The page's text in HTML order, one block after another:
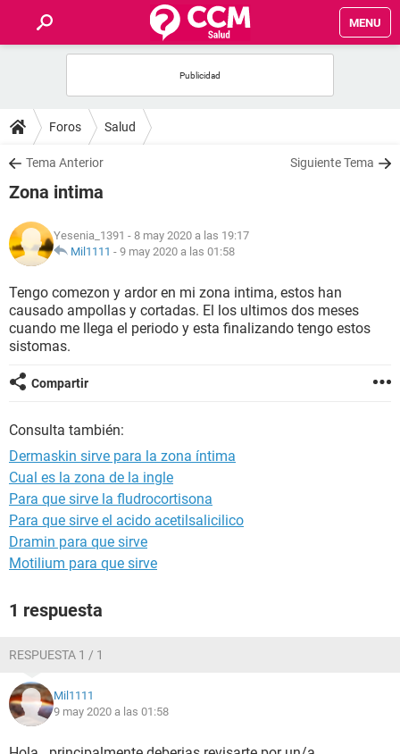
MENU
FOROS
SALUD
NUTRICIÓN
BIENESTAR
SEXUALIDAD
GLOSARIO
Foros Salud
Tema Anterior Siguiente Tema
Zona intima
Yesenia_1391 - 8 may 2020 a las 19:17
Mil1111 - 9 may 2020 a las 01:58
Tengo comezon y ardor en mi zona intima, estos han
causado ampollas y cortadas. El los ultimos dos meses
cuando me llega el periodo y esta finalizando tengo estos
sistomas.
Compartir
Consulta también:
Dermaskin sirve para la zona íntima
Cual es la zona de la ingle
Para que sirve la fludrocortisona
Para que sirve el acido acetilsalicilico
Dramin para que sirve
Motilium para que sirve
1 respuesta
RESPUESTA 1 / 1
Mil1111
9 may 2020 a las 01:58